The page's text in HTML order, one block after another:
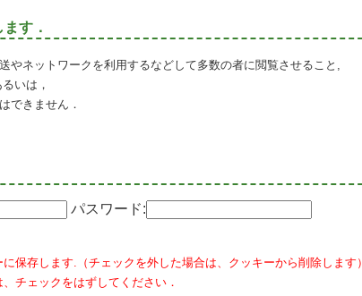
す．
やネットワークを利用するなどして多数の者に閲覧させること,
いは，
できません．
パスワード:
保存します.（チェックを外した場合は、クッキーから削除します）
チェックをはずしてください．